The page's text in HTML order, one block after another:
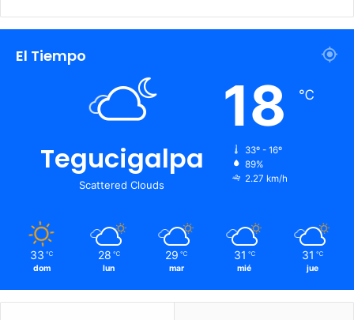
El Tiempo
Tegucigalpa
Scattered Clouds
18 ℃
33º - 16º
89%
2.27 km/h
33 ℃
dom
28 ℃
lun
29 ℃
mar
31 ℃
mié
31 ℃
jue